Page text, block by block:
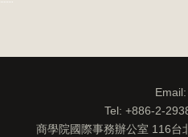
Tel: +886-2-
商學院國際事務辦公室 116台